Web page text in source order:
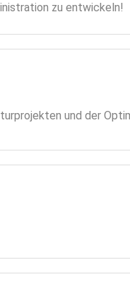
zu entwickeln!
und der